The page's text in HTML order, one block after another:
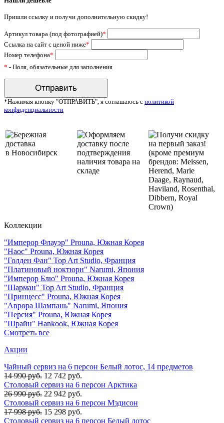
Пришли ссылку и получи дополнительную скидку!
Артикул товара (под фотографией)*
Ссылка на сайт с ценой ниже*
Номер телефона*
* - Поля, обязательные для заполнения
*Нажимая кнопку "ОТПРАВИТЬ", я соглашаюсь с политикой
конфиденциальности
Бережная
доставка
в Новосибирск
Оформляем
доставку после
подтверждения
наличия товара на
складе
Получи скидку
на первый заказ!
(кроме премиум
брендов: Meissen,
Herend, Marie
Daage, Raynaud,
Haviland, Rosenthal,
Dibbern, Royal
Crown)
Коллекции
"Имперор Флауэр" Prouna, Южная Корея
"Наос" Prouna, Южная Корея
"Голден Фан" Top Art Studio, Франция
"Платиновый ноктюрн" Narumi, Япония
"Имперор Блю" Prouna, Южная Корея
"Шарман" Top Art Studio, Франция
"Принцесс" Prouna, Южная Корея
"Аврора Шампань" Narumi, Япония
"Персия" Prouna, Южная Корея
"Шрайн" Hankook, Южная Корея
Смотреть все
Акции
Чайный сервиз на 6 персон Белый лотос, 14 предметов
14 990 руб. 12 742 руб.
Столовый сервиз на 6 персон Арктика
26 990 руб. 22 942 руб.
Столовый сервиз на 6 персон Мэдисон
17 998 руб. 15 298 руб.
Столовый сервиз на 6 персон Белый лотос